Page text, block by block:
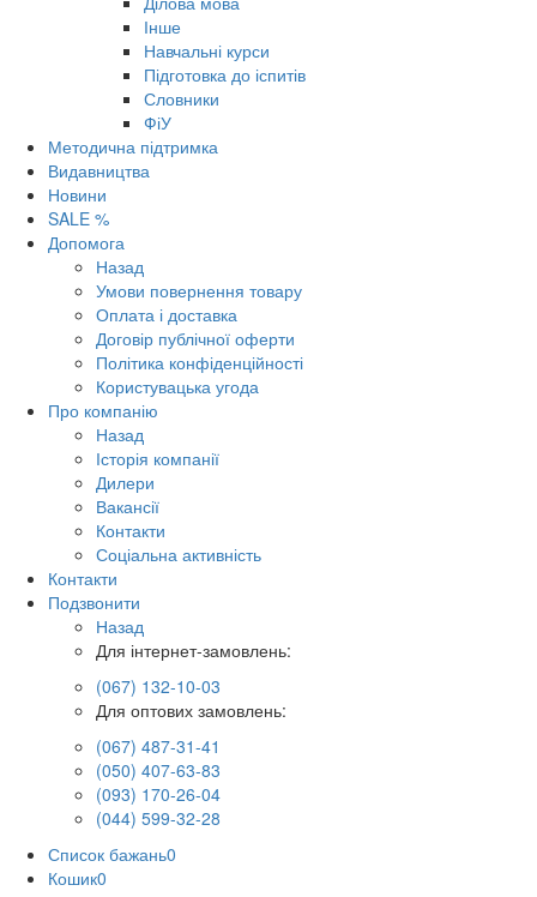
Інше
Навчальні курси
Підготовка до іспитів
Словники
ФіУ
Методична підтримка
Видавництва
Новини
SALE %
Допомога
Назад
Умови повернення товару
Оплата і доставка
Договір публічної оферти
Політика конфіденційності
Користувацька угода
Про компанію
Назад
Історія компанії
Дилери
Вакансії
Контакти
Соціальна активність
Контакти
Подзвонити
Назад
Для інтернет-замовлень:
(067) 132-10-03
Для оптових замовлень:
(067) 487-31-41
(050) 407-63-83
(093) 170-26-04
(044) 599-32-28
Список бажань0
Кошик0